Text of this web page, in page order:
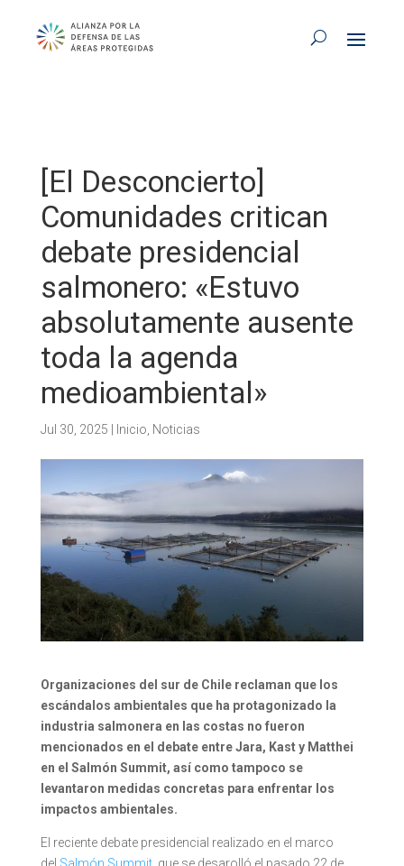
[El Desconcierto]
Comunidades critican
debate presidencial
salmonero: «Estuvo
absolutamente ausente
toda la agenda
medioambiental»
Jul 30, 2025 Inicio Noticias
Organizaciones del sur de Chile reclaman que los
escándalos ambientales que ha protagonizado la
industria salmonera en las costas no fueron
mencionados en el debate entre Jara, Kast y Matthei
en el Salmón Summit, así como tampoco se
levantaron medidas concretas para enfrentar los
impactos ambientales.
El reciente debate presidencial realizado en el marco
del Salmón Summit, que se desarolló el pasado 22 de